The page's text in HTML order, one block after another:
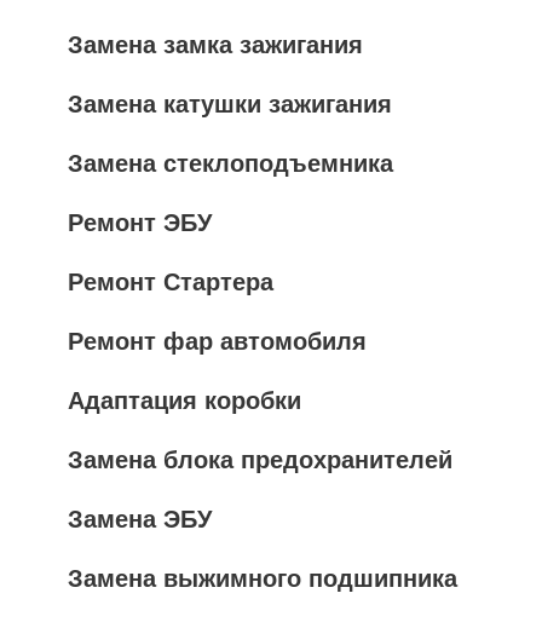
Замена замка зажигания
Замена катушки зажигания
Замена стеклоподъемника
Ремонт ЭБУ
Ремонт Стартера
Ремонт фар автомобиля
Адаптация коробки
Замена блока предохранителей
Замена ЭБУ
Замена выжимного подшипника